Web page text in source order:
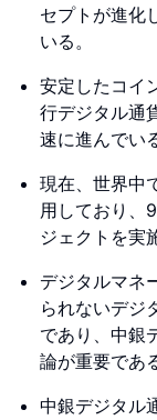
セプトが進化
いる。
安定したコイ
行デジタル通
速に進んでい
現在、世界中
用しており、
ジェクトを実
デジタルマネ
られないデジ
であり、中銀
論が重要であ
中銀デジタル